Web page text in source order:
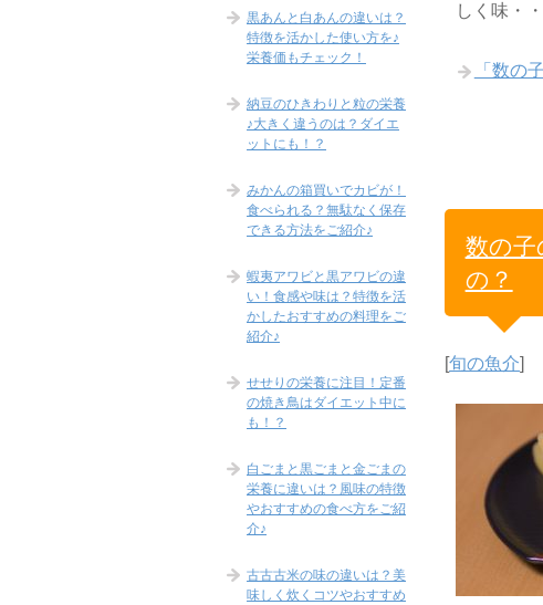
しく味・・
「数の
数の子
の？
[旬の魚介]
黒あんと白あんの違いは？
特徴を活かした使い方を♪
栄養価もチェック！
納豆のひきわりと粒の栄養
♪大きく違うのは？ダイエ
ットにも！？
みかんの箱買いでカビが！
食べられる？無駄なく保存
できる方法をご紹介♪
蝦夷アワビと黒アワビの違
い！食感や味は？特徴を活
かしたおすすめの料理をご
紹介♪
せせりの栄養に注目！定番
の焼き鳥はダイエット中に
も！？
白ごまと黒ごまと金ごまの
栄養に違いは？風味の特徴
やおすすめの食べ方をご紹
介♪
古古古米の味の違いは？美
味しく炊くコツやおすすめ